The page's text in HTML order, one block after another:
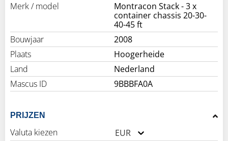
Merk / model
Montracon Stack - 3 x
container chassis 20-30-
40-45 ft
Bouwjaar
2008
Plaats
Hoogerheide
Land
Nederland
Mascus ID
9BBBFA0A
PRIJZEN
Valuta kiezen
EUR